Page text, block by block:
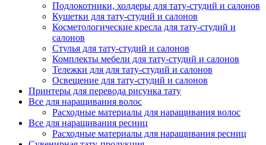
Подлокотники, холдеры для тату-студий и салонов
Кушетки для тату-студий и салонов
Косметологические кресла для тату-студий и
салонов
Стулья для тату-студий и салонов
Комплекты мебели для тату-студий и салонов
Тележки для для тату-студий и салонов
Освещение для тату-студий и салонов
Принтеры для перевода рисунка тату
Все для наращивания волос
Расходные материалы для наращивания волос
Все для наращивания ресниц
Расходные материалы для наращивания ресниц